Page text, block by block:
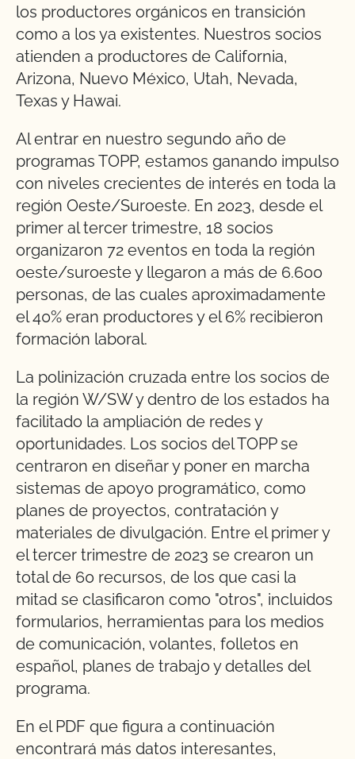
los productores orgánicos en transición
como a los ya existentes. Nuestros socios
atienden a productores de California,
Arizona, Nuevo México, Utah, Nevada,
Texas y Hawai.
Al entrar en nuestro segundo año de
programas TOPP, estamos ganando impulso
con niveles crecientes de interés en toda la
región Oeste/Suroeste. En 2023, desde el
primer al tercer trimestre, 18 socios
organizaron 72 eventos en toda la región
oeste/suroeste y llegaron a más de 6.600
personas, de las cuales aproximadamente
el 40% eran productores y el 6% recibieron
formación laboral.
La polinización cruzada entre los socios de
la región W/SW y dentro de los estados ha
facilitado la ampliación de redes y
oportunidades. Los socios del TOPP se
centraron en diseñar y poner en marcha
sistemas de apoyo programático, como
planes de proyectos, contratación y
materiales de divulgación. Entre el primer y
el tercer trimestre de 2023 se crearon un
total de 60 recursos, de los que casi la
mitad se clasificaron como "otros", incluidos
formularios, herramientas para los medios
de comunicación, volantes, folletos en
español, planes de trabajo y detalles del
programa.
En el PDF que figura a continuación
encontrará más datos interesantes,